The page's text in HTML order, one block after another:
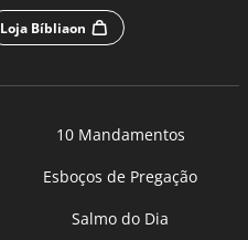
Loja Bíbliaon
10 Mandamentos
Esboços de Pregação
Salmo do Dia